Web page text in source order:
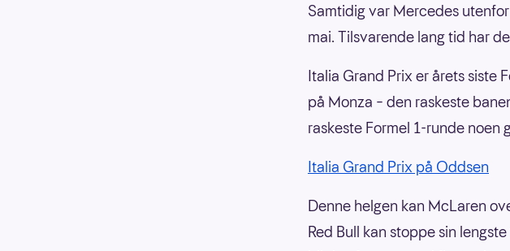
Samtidig var Mercedes
mai. Tilsvarende lang tid har
Italia Grand Prix er årets siste
på Monza – den raskeste
raskeste Formel 1-runde noen
Italia Grand Prix på Oddsen
Denne helgen kan McLaren
Red Bull kan stoppe sin